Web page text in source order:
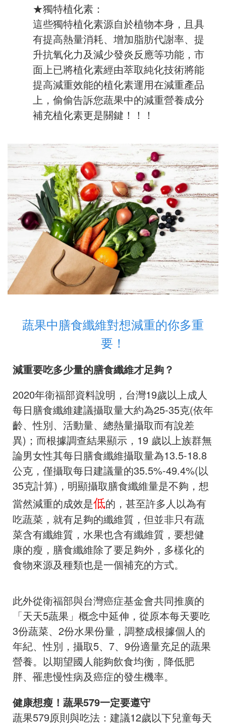
★獨特植化素：
這些獨特植化素源自於植物本身，且具
有提高熱量消耗、增加脂肪代謝率、提
升抗氧化力及減少發炎反應等功能，市
面上已將植化素經由萃取純化技術將能
提高減重效能的植化素運用在減重產品
上，偷偷告訴您蔬果中的減重營養成分
補充植化素更是關鍵！！！
蔬果中膳食纖維對想減重的你多重
要！
減重要吃多少量的膳食纖維才足夠？
2020年衛福部資料說明，台灣19歲以上成人
每日膳食纖維建議攝取量大約為25-35克(依年
齡、性別、活動量、總熱量攝取而有說差
異)；而根據調查結果顯示，19 歲以上族群無
論男女性其每日膳食纖維攝取量為13.5-18.8
公克，僅攝取每日建議量的35.5%-49.4%(以
35克計算)，明顯攝取膳食纖維量是不夠，想
當然減重的成效是低的，甚至許多人以為有
吃蔬菜，就有足夠的纖維質，但並非只有蔬
菜含有纖維質，水果也含有纖維質，要想健
康的瘦，膳食纖維除了要足夠外，多樣化的
食物來源及種類也是一個補充的方式。
此外從衛福部與台灣癌症基金會共同推廣的
「天天5蔬果」概念中延伸，從原本每天要吃
3份蔬菜、2份水果份量，調整成根據個人的
年紀、性別，攝取5、7、9份適量充足的蔬果
營養。以期望國人能夠飲食均衡，降低肥
胖、罹患慢性病及癌症的發生機率。
健康想瘦！蔬果579一定要遵守
蔬果579原則與吃法：建議12歲以下兒童每天